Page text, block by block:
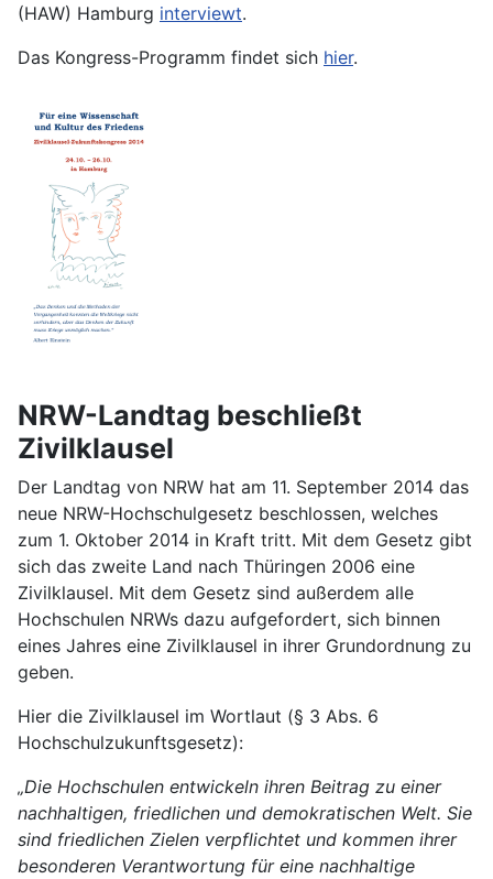
(HAW) Hamburg interviewt.
Das Kongress-Programm findet sich hier.
NRW-Landtag beschließt
Zivilklausel
Der Landtag von NRW hat am 11. September 2014 das
neue NRW-Hochschulgesetz beschlossen, welches
zum 1. Oktober 2014 in Kraft tritt. Mit dem Gesetz gibt
sich das zweite Land nach Thüringen 2006 eine
Zivilklausel. Mit dem Gesetz sind außerdem alle
Hochschulen NRWs dazu aufgefordert, sich binnen
eines Jahres eine Zivilklausel in ihrer Grundordnung zu
geben.
Hier die Zivilklausel im Wortlaut (§ 3 Abs. 6
Hochschulzukunftsgesetz):
„Die Hochschulen entwickeln ihren Beitrag zu einer
nachhaltigen, friedlichen und demokratischen Welt. Sie
sind friedlichen Zielen verpflichtet und kommen ihrer
besonderen Verantwortung für eine nachhaltige